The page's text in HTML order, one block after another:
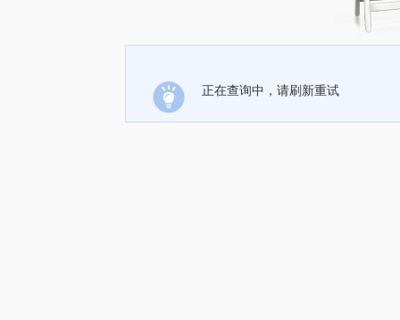
正在查询中，请刷新重试